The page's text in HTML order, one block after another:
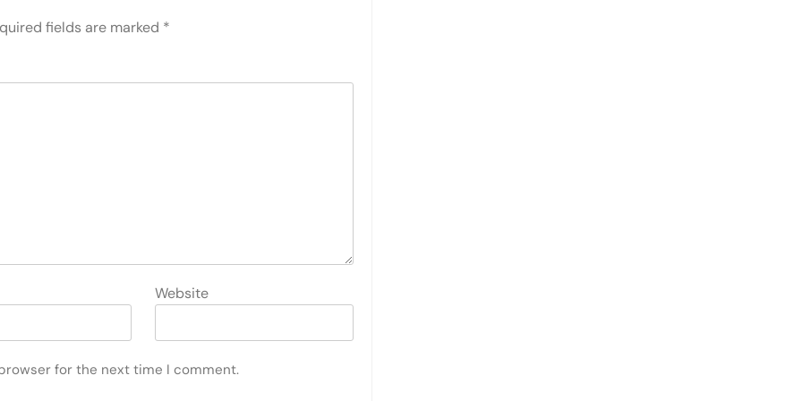
fields are marked *
Website
for the next time I comment.